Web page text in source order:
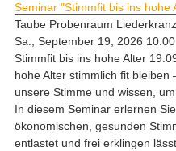
Seminar "Stimmfit bis ins hohe
Taube Probenraum
Sa., September 19, 2026 10:00
Stimmfit bis ins hohe Alter
hohe Alter stimmlich fit bleiben
unsere Stimme und wissen,
In diesem Seminar erlernen
ökonomischen, gesunden
entlastet und frei erklingen